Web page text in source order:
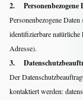
Info
2. Personenbezogene
Personenbezogene
identifizierbare natürliche
Adresse).
3.
Der
kontaktiert werden: